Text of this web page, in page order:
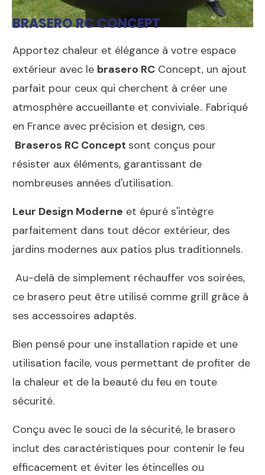
BRASERO RC CONCEPT
Apportez chaleur et élégance à votre espace
extérieur avec le brasero RC Concept, un ajout
parfait pour ceux qui cherchent à créer une
atmosphère accueillante et conviviale.. Fabriqué
en France avec précision et design, ces
Braseros RC Concept sont conçus pour
résister aux éléments, garantissant de
nombreuses années d'utilisation.
Leur Design Moderne et épuré s'intègre
parfaitement dans tout décor extérieur, des
jardins modernes aux patios plus traditionnels.
Au-delà de simplement réchauffer vos soirées,
ce brasero peut être utilisé comme grill grâce à
ses accessoires adaptés.
Bien pensé pour une installation rapide et une
utilisation facile, vous permettant de profiter de
la chaleur et de la beauté du feu en toute
sécurité.
Conçu avec le souci de la sécurité, le brasero
inclut des caractéristiques pour contenir le feu
efficacement et éviter les étincelles ou